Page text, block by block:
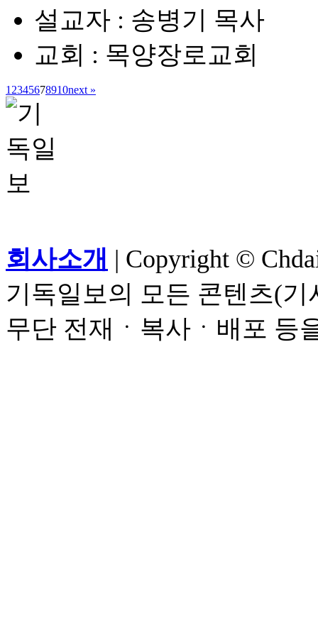
설교자 : 송병기 목사
교회 : 목양장로교회
1 2345678910next »
회사소개 | Copyright ©
기독일보의 모든 콘텐츠(
무단 전재ㆍ복사ㆍ배포 등